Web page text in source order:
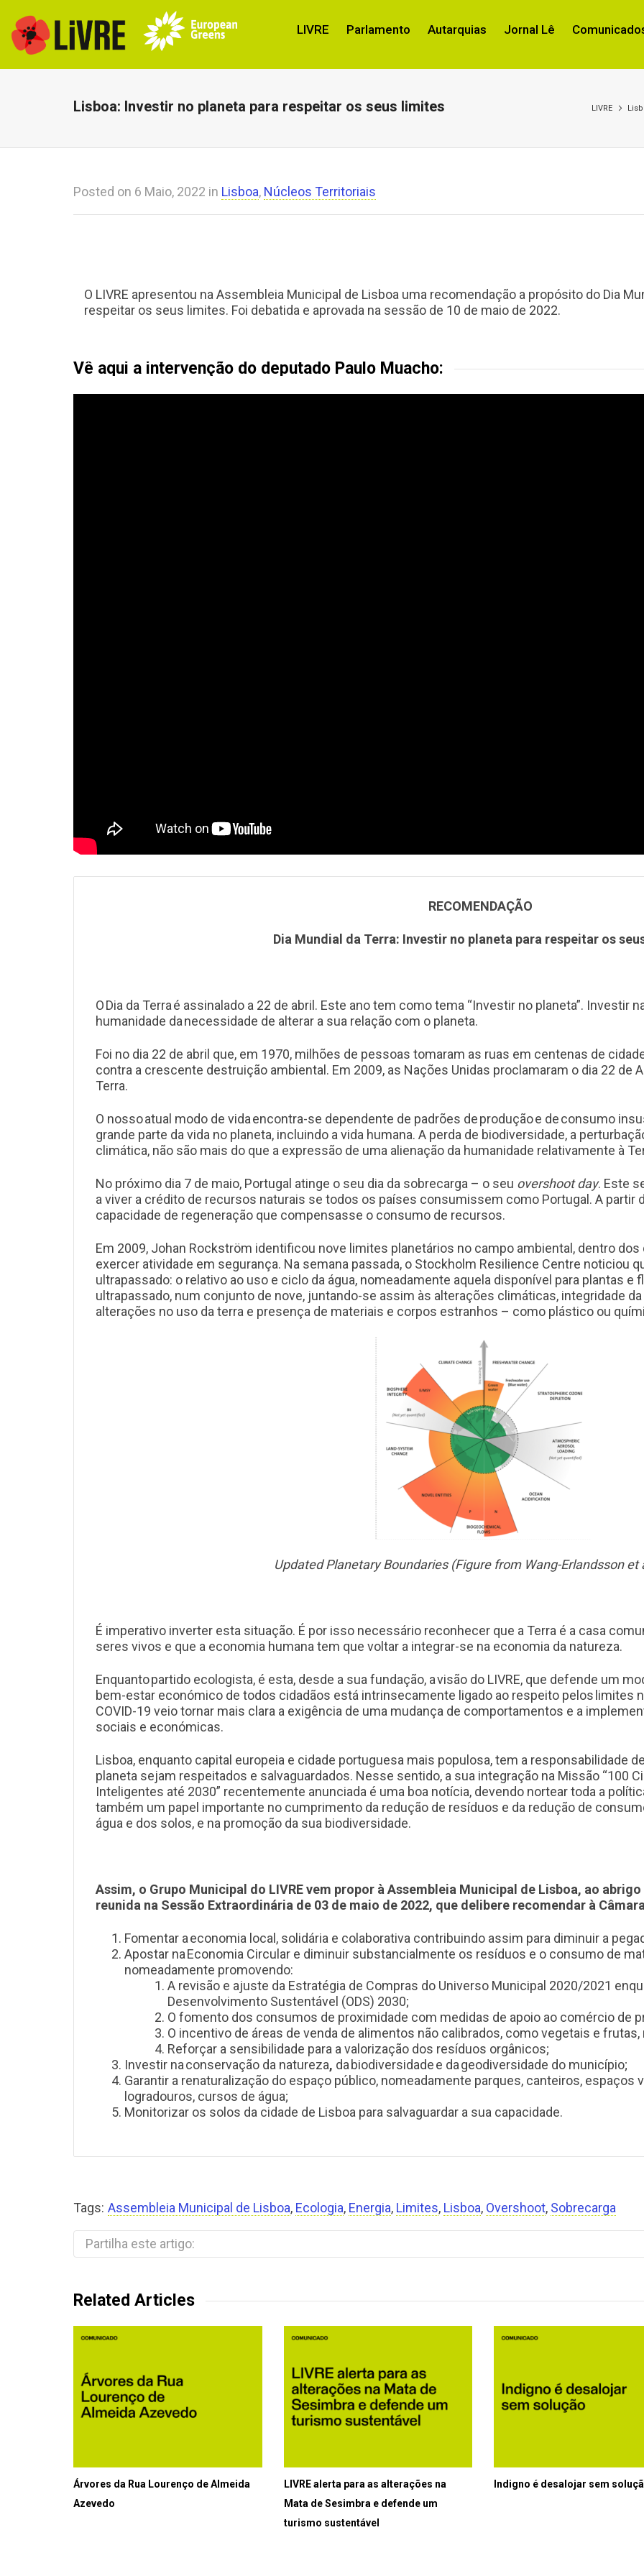
LIVRE Parlamento Autarquias Jornal Lê
Lisboa: Investir no planeta para respeitar os seus limites LIVRE
Posted on 6 Maio, 2022 in Lisboa, Núcleos Territoriais
O LIVRE apresentou na Assembleia Municipal de Lisboa uma recomendação a propósito do Dia
respeitar os seus limites. Foi debatida e aprovada na sessão de 10 de maio de 2022.
Vê aqui a intervenção do deputado Paulo Muacho:
RECOMENDAÇÃO
Dia Mundial da Terra: Investir no planeta para respeitar os
O Dia da Terra é assinalado a 22 de abril. Este ano tem como tema “Investir no planeta”. Investir
humanidade da necessidade de alterar a sua relação com o planeta.
Foi no dia 22 de abril que, em 1970, milhões de pessoas tomaram as ruas em centenas de
contra a crescente destruição ambiental. Em 2009, as Nações Unidas proclamaram o dia 22 de
Terra.
O nosso atual modo de vida encontra-se dependente de padrões de produçãoe deconsumo
grande parte da vida no planeta, incluindo a vida humana. A perda de biodiversidade, a
climática, não são mais do que a expressão de uma alienação da humanidade relativamente à
No próximo dia 7 de maio, Portugal atinge o seu dia da sobrecarga – o seu overshoot day. Este
a viver a crédito de recursos naturais se todos os países consumissem como Portugal. A partir
capacidade de regeneração que compensasse o consumo de recursos.
Em 2009, Johan Rockström identificou nove limites planetários no campo ambiental, dentro
exercer atividade em segurança. Na semana passada, o Stockholm Resilience Centre noticiou
ultrapassado: o relativo ao uso e ciclo da água, nomeadamente aquela disponível para plantas
ultrapassado, num conjunto de nove, juntando-se assim às alterações climáticas, integridade
alterações no uso da terra e presença de materiais e corpos estranhos – como plástico ou
Updated Planetary Boundaries (Figure from Wang-Erlandsson et
É imperativo inverter esta situação. É por isso necessário reconhecer que a Terra é a casa
seres vivos e que a economia humana tem que voltar a integrar-se na economia da natureza.
Enquanto partido ecologista, é esta, desde a sua fundação, a visão do LIVRE, que defende um
bem-estar económico de todos cidadãos está intrinsecamente ligado ao respeito pelos limites
COVID-19 veio tornar mais clara a exigência de uma mudança de comportamentos e a
sociais e económicas.
Lisboa, enquanto capital europeia e cidade portuguesa mais populosa, tem a responsabilidade
planeta sejam respeitados e salvaguardados. Nesse sentido, a sua integração na Missão “100
Inteligentes até 2030” recentemente anunciada é uma boa notícia, devendo nortear toda a
também um papel importante no cumprimento da redução de resíduos e da redução de
água e dos solos, e na promoção da sua biodiversidade.
Assim, o Grupo Municipal do LIVREvem propor à Assembleia Municipal de Lisboa, ao
reunida na Sessão Extraordinária de 03 de maio de 2022, que delibere recomendar à
Fomentar a economia local, solidária e colaborativa contribuindo assim para diminuir a
Apostar naEconomia Circular e diminuir substancialmente os resíduos e o consumo de
nomeadamente promovendo:
A revisão e ajuste da Estratégia de Compras do Universo Municipal 2020/2021
Desenvolvimento Sustentável (ODS) 2030;
O fomento dos consumos de proximidade com medidas de apoio ao comércio de
O incentivo de áreas de venda de alimentos não calibrados, como vegetais e
Reforçar a sensibilidade para a valorização dos resíduos orgânicos;
Investir naconservação da natureza, dabiodiversidadee dageodiversidade do município;
Garantir a renaturalização do espaço público, nomeadamente parques, canteiros,
logradouros, cursos de água;
Monitorizar os solos da cidade de Lisboa para salvaguardar a sua capacidade.
Tags: Assembleia Municipal de Lisboa, Ecologia, Energia, Limites, Lisboa, Overshoot, Sobrecarga
Partilha este artigo:
Related Articles
Árvores da Rua Lourenço de Almeida
Azevedo
LIVRE alerta para as alterações na
Mata de Sesimbra e defende um
turismo sustentável
Indigno é desalojar sem